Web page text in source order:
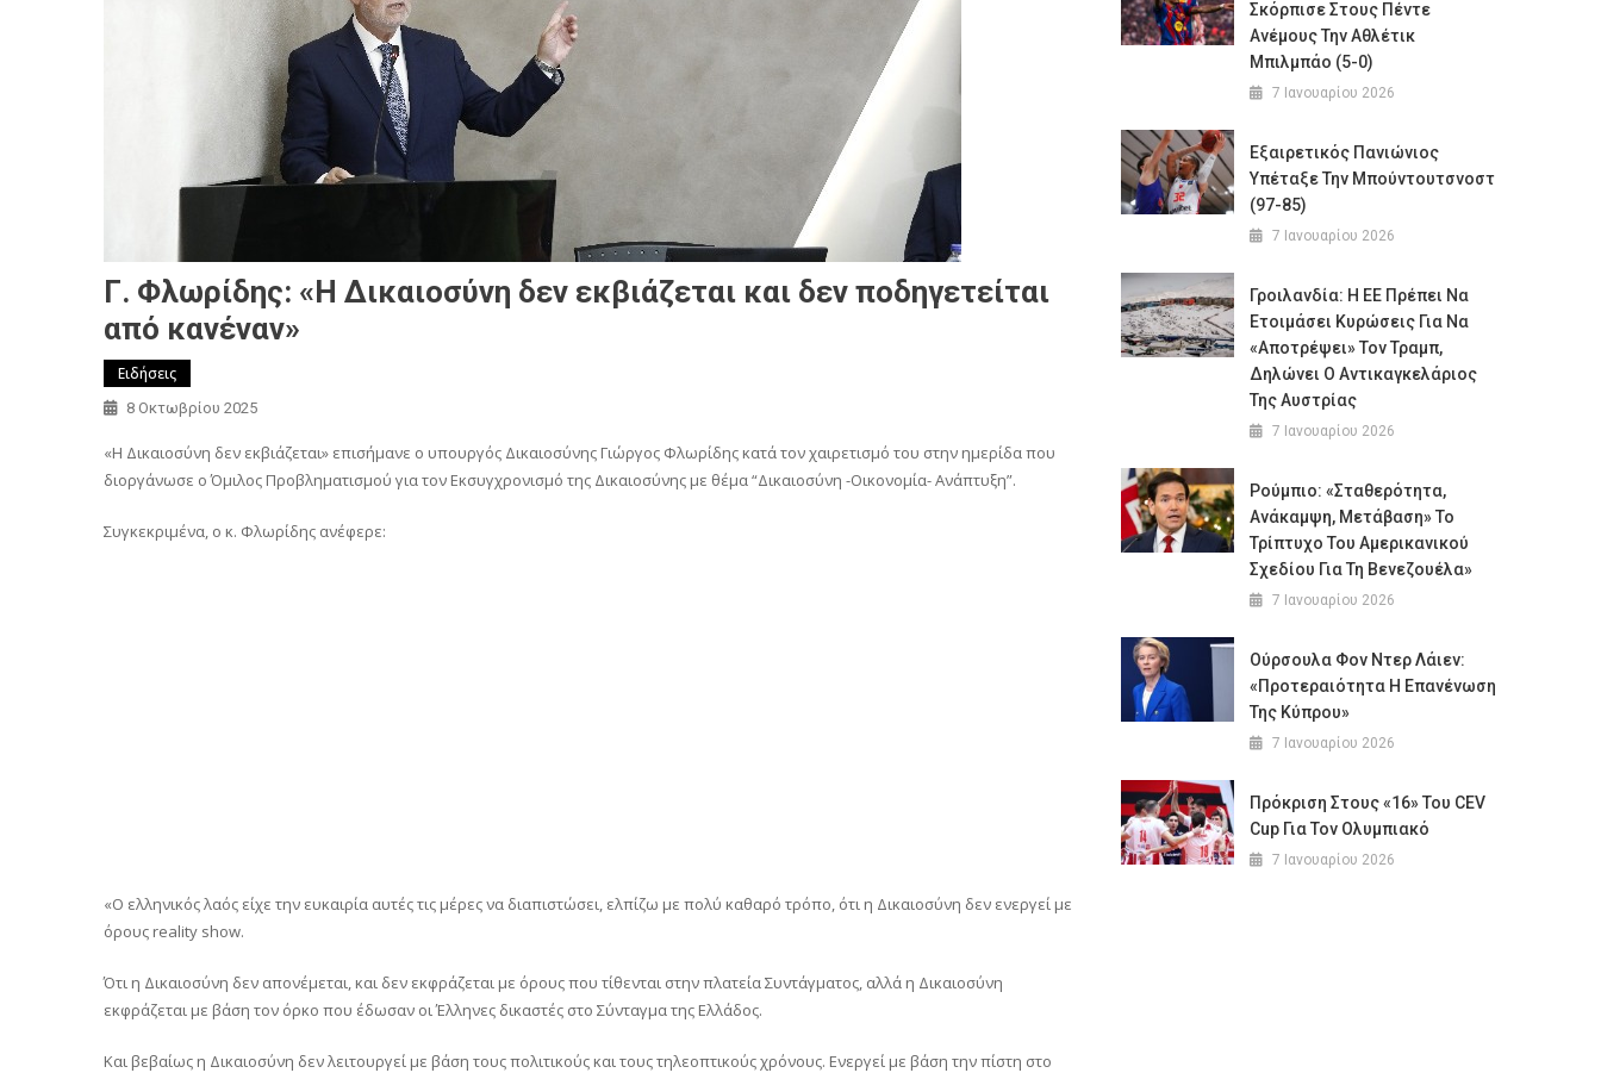
Γ. Φλωρίδης: «Η Δικαιοσύνη δεν εκβιάζεται και δεν ποδηγετείται
από κανέναν»
Ειδήσεις
8 Οκτωβρίου 2025
«Η Δικαιοσύνη δεν εκβιάζεται» επισήμανε ο υπουργός Δικαιοσύνης Γιώργος Φλωρίδης κατά τον χαιρετισμό του στην ημερίδα που
διοργάνωσε ο Όμιλος Προβληματισμού για τον Εκσυγχρονισμό της Δικαιοσύνης με θέμα “Δικαιοσύνη -Οικονομία- Ανάπτυξη”.
Συγκεκριμένα, ο κ. Φλωρίδης ανέφερε:
«Ο ελληνικός λαός είχε την ευκαιρία αυτές τις μέρες να διαπιστώσει, ελπίζω με πολύ καθαρό τρόπο, ότι η Δικαιοσύνη δεν ενεργεί με
όρους reality show.
Ότι η Δικαιοσύνη δεν απονέμεται, και δεν εκφράζεται με όρους που τίθενται στην πλατεία Συντάγματος, αλλά η Δικαιοσύνη
εκφράζεται με βάση τον όρκο που έδωσαν οι Έλληνες δικαστές στο Σύνταγμα της Ελλάδος.
Και βεβαίως η Δικαιοσύνη δεν λειτουργεί με βάση τους πολιτικούς και τους τηλεοπτικούς χρόνους. Ενεργεί με βάση την πίστη στο
Σκόρπισε Στους Πέντε
Ανέμους Την Αθλέτικ
Μπιλμπάο (5-0)
7 Ιανουαρίου 2026
Εξαιρετικός Πανιώνιος
Υπέταξε Την Μπούντουτσνοστ
(97-85)
7 Ιανουαρίου 2026
Γροιλανδία: Η ΕΕ Πρέπει Να
Ετοιμάσει Κυρώσεις Για Να
«αποτρέψει» Τον Τραμπ,
Δηλώνει Ο Αντικαγκελάριος
Της Αυστρίας
7 Ιανουαρίου 2026
Ρούμπιο: «Σταθερότητα,
Ανάκαμψη, Μετάβαση» Το
Τρίπτυχο Του Αμερικανικού
Σχεδίου Για Τη Βενεζουέλα»
7 Ιανουαρίου 2026
Ούρσουλα Φον Ντερ Λάιεν:
«Προτεραιότητα Η Επανένωση
Της Κύπρου»
7 Ιανουαρίου 2026
Πρόκριση Στους «16» Του CEV
Cup Για Τον Ολυμπιακό
7 Ιανουαρίου 2026